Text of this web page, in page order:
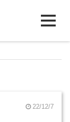
22/12/7